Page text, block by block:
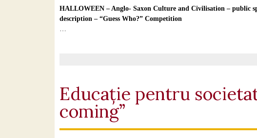
HALLOWEEN – Anglo- Saxon Culture and Civilisation – public
description – “Guess Who?” Competition
…
Educație pentru
coming”